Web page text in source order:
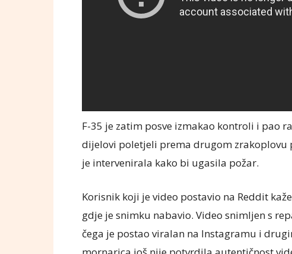
F-35 je zatim posve izmakao kontroli i pao
dijelovi poletjeli prema drugom
je intervenirala kako bi ugasila požar.
Korisnik koji je video postavio na Reddit
gdje je snimku nabavio. Video snimljen s
čega je postao viralan na Instagramu i